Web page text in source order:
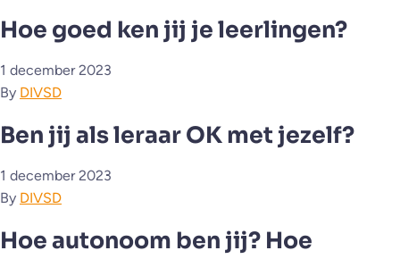
Hoe goed ken jij je leerlingen?
1 december 2023
By DIVSD
Ben jij als leraar OK met jezelf?
1 december 2023
By DIVSD
Hoe autonoom ben jij? Hoe